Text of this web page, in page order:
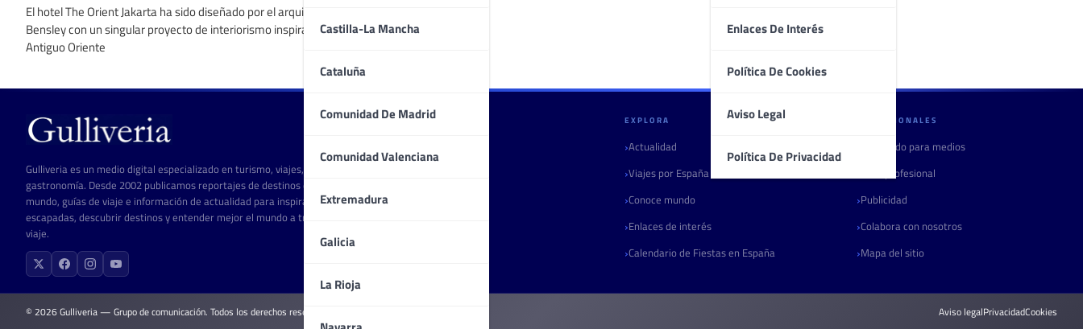
Castilla-La Mancha
Cataluña
Comunidad De Madrid
Comunidad Valenciana
Extremadura
Galicia
La Rioja
Enlaces De Interés
Política De Cookies
Aviso Legal
Política De Privacidad
El hotel The Orient Jakarta ha sido diseñado por el arquitecto Bill
Bensley con un singular proyecto de interiorismo inspirado en el
Antiguo Oriente
Gulliveria es un medio digital especializado en turismo, viajes, cultura y
gastronomía. Desde 2002 publicamos reportajes de destinos de todo el
mundo, guías de viaje e información de actualidad para inspirar
escapadas, descubrir destinos y entender mejor el mundo a través del
viaje.
GULLIVERIA EXPLORA
Actualidad
Viajes por España
Conoce mundo
Enlaces de interés
Calendario de Fiestas en España
PROFESIONALES
Contenido para medios
Área profesional
Publicidad
Colabora con nosotros
Mapa del sitio
© 2026 Gulliveria — Grupo de comunicación. Todos los derechos reservados. Aviso legalPrivacidadCookies